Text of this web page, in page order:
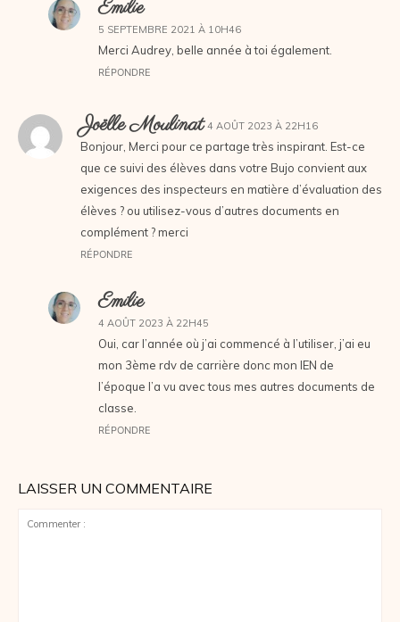
Emilie
5 SEPTEMBRE 2021 À 10H46
Merci Audrey, belle année à toi également.
RÉPONDRE
Joëlle Moulinat 4 AOÛT 2023 À 22H16
Bonjour, Merci pour ce partage très inspirant. Est-ce
que ce suivi des élèves dans votre Bujo convient aux
exigences des inspecteurs en matière d’évaluation des
élèves ? ou utilisez-vous d’autres documents en
complément ? merci
RÉPONDRE
Emilie
4 AOÛT 2023 À 22H45
Oui, car l’année où j’ai commencé à l’utiliser, j’ai eu
mon 3ème rdv de carrière donc mon IEN de
l’époque l’a vu avec tous mes autres documents de
classe.
RÉPONDRE
LAISSER UN COMMENTAIRE